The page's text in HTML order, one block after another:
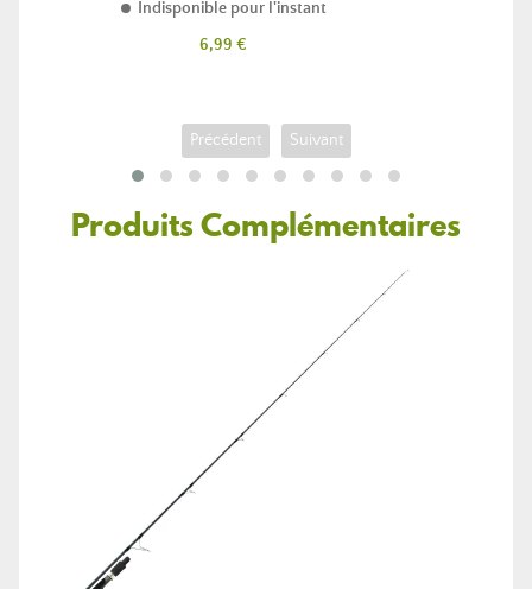
Indisponible pour l'instant
Prix
6,99 €
Précédent Suivant
Produits Complémentaires